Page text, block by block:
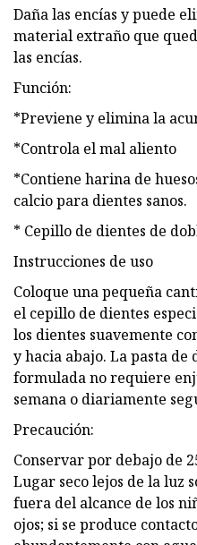
Daña las encías y puede
material extraño que
las encías.
Función:
*Previene y elimina la
*Controla el mal aliento
*Contiene harina de
calcio para dientes sanos.
* Cepillo de dientes de
Instrucciones de uso
Coloque una pequeña
el cepillo de dientes
los dientes suavemente
y hacia abajo. La pasta de
formulada no requiere
semana o diariamente
Precaución:
Conservar por debajo de
Lugar seco lejos de la luz
fuera del alcance de los
ojos; si se produce